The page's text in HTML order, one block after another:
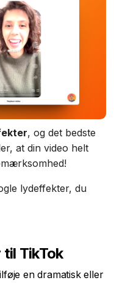
, og det bedste
at din video helt
lydeffekter, du
TikTok
en dramatisk eller